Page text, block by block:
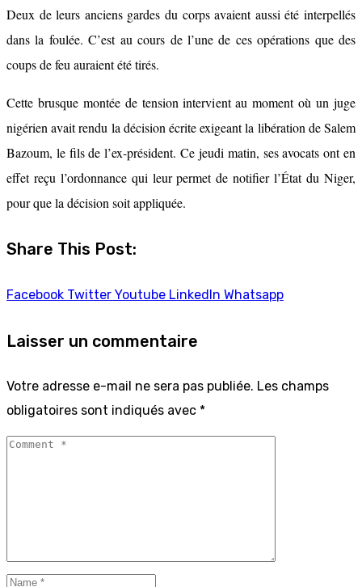
Deux de leurs anciens gardes du corps avaient aussi été interpellés
dans la foulée. C’est au cours de l’une de ces opérations que des
coups de feu auraient été tirés.
Cette brusque montée de tension intervient au moment où un juge
nigérien avait rendu la décision écrite exigeant la libération de Salem
Bazoum, le fils de l’ex-président. Ce jeudi matin, ses avocats ont en
effet reçu l’ordonnance qui leur permet de notifier l’État du Niger,
pour que la décision soit appliquée.
Share This Post:
Facebook Twitter Youtube LinkedIn Whatsapp
Laisser un commentaire
Votre adresse e-mail ne sera pas publiée. Les champs
obligatoires sont indiqués avec *